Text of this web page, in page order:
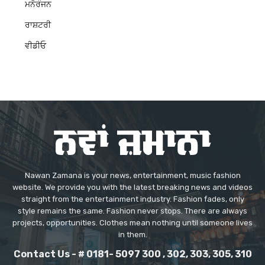
ਮਨੋਰੰਜਨ
ਰਾਸ਼ਟਰੀ
ਵੀਡੀਓ
Nawan Zamana is your news, entertainment, music fashion
website. We provide you with the latest breaking news and videos
straight from the entertainment industry. Fashion fades, only
style remains the same. Fashion never stops. There are always
projects, opportunities. Clothes mean nothing until someone lives
in them.
Contact Us - # 0181- 5097 300 , 302, 303, 305, 310